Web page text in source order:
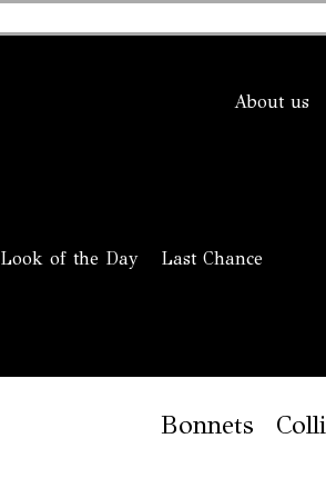
About us
Look of the Day
Last Chance
Bonnets